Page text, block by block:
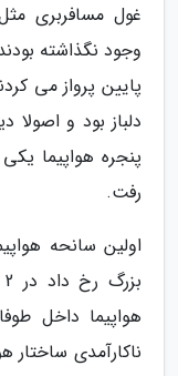
غول مسافربری
وجود نگذاشته
پایین پرواز می
دلباز بود و اصولا
پنجره هواپیما
رفت.
اولین سانحه
هواپیما داخل
ناکارآمدی